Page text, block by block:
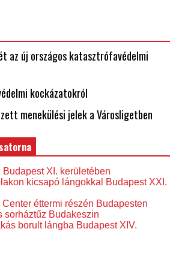
az új országos katasztrófavédelmi
kockázatokról
menekülési jelek a Városligetben
Budapest XI. kerületében
kicsapó lángokkal Budapest XXI.
éttermi részén Budapesten
sorháztűz Budakeszin
borult lángba Budapest XIV.